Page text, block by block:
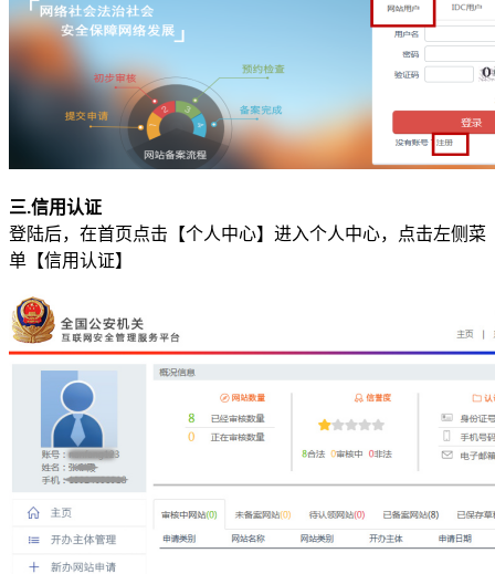
广州天河信息港机房
国家级的网络灾备数据中心
华南电信机房
深圳南山沙河机房
华南双线机房
FIL/CHIA/BZZ首选机房
深圳南山沙河机房
电信钻石五星级机房
深圳罗湖田心机房
海外机房
100G直连国际带宽
三.信用认证
登陆后，在首页点击【个人中心】进入个人中心，点击左侧菜
单【信用认证】